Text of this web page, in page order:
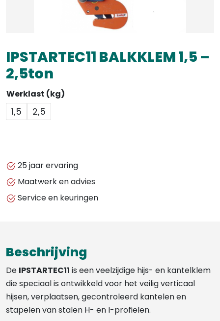
IPSTARTEC11 BALKKLEM 1,5 –
2,5ton
Werklast (kg)
1,5 2,5
25 jaar ervaring
Maatwerk en advies
Service en keuringen
Beschrijving
De IPSTARTEC11 is een veelzijdige hijs- en kantelklem
die speciaal is ontwikkeld voor het veilig verticaal
hijsen, verplaatsen, gecontroleerd kantelen en
stapelen van stalen H- en I-profielen.